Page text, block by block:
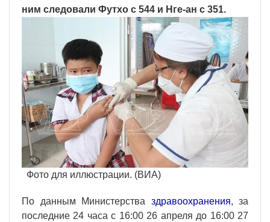
ним следовали Футхо с 544 и Нге-ан с 351.
Фото для иллюстрации. (ВИА)
По данным Министерства здравоохранения, за
последние 24 часа с 16:00 26 апреля до 16:00 27